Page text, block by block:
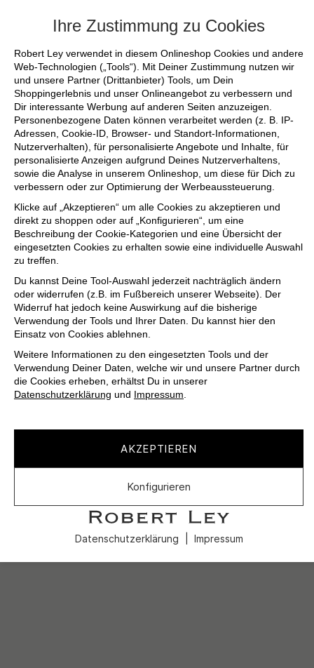
Ihre Zustimmung zu Cookies
Robert Ley verwendet in diesem Onlineshop Cookies und andere
Web-Technologien („Tools“). Mit Deiner Zustimmung nutzen wir
und unsere Partner (Drittanbieter) Tools, um Dein
Shoppingerlebnis und unser Onlineangebot zu verbessern und
Dir interessante Werbung auf anderen Seiten anzuzeigen.
Personenbezogene Daten können verarbeitet werden (z. B. IP-
Adressen, Cookie-ID, Browser- und Standort-Informationen,
Nutzerverhalten), für personalisierte Angebote und Inhalte, für
personalisierte Anzeigen aufgrund Deines Nutzerverhaltens,
sowie die Analyse in unserem Onlineshop, um diese für Dich zu
verbessern oder zur Optimierung der Werbeaussteuerung.
Klicke auf „Akzeptieren“ um alle Cookies zu akzeptieren und
direkt zu shoppen oder auf „Konfigurieren“, um eine
Beschreibung der Cookie-Kategorien und eine Übersicht der
eingesetzten Cookies zu erhalten sowie eine individuelle Auswahl
zu treffen.
Du kannst Deine Tool-Auswahl jederzeit nachträglich ändern
oder widerrufen (z.B. im Fußbereich unserer Webseite). Der
Widerruf hat jedoch keine Auswirkung auf die bisherige
Verwendung der Tools und Ihrer Daten. Du kannst hier den
Einsatz von Cookies ablehnen.
Weitere Informationen zu den eingesetzten Tools und der
Verwendung Deiner Daten, welche wir und unsere Partner durch
die Cookies erheben, erhältst Du in unserer
Datenschutzerklärung und Impressum.
AKZEPTIEREN
Konfigurieren
Datenschutzerklärung Impressum